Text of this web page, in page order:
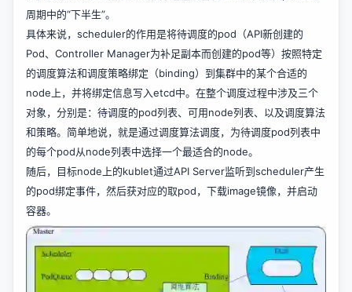
周期中的“下半生”。
具体来说，scheduler的作用是将待调度的pod（API新创建的
Pod、Controller Manager为补足副本而创建的pod等）按照特定
的调度算法和调度策略绑定（binding）到集群中的某个合适的
node上，并将绑定信息写入etcd中。在整个调度过程中涉及三个
对象，分别是：待调度的pod列表、可用node列表、以及调度算法
和策略。简单地说，就是通过调度算法调度，为待调度pod列表中
的每个pod从node列表中选择一个最适合的node。
随后，目标node上的kublet通过API Server监听到scheduler产生
的pod绑定事件，然后获对应的取pod，下载image镜像，并启动
容器。